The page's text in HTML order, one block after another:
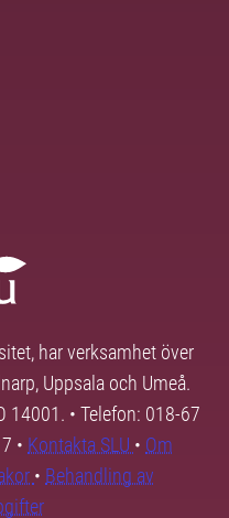
har verksamhet över
Uppsala och Umeå.
14001. • Telefon: 018-67
• Kontakta SLU • Om
• Behandling av